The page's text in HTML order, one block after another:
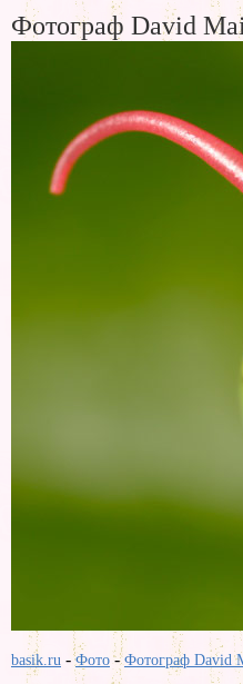
Фотограф David
basik.ru -Фото -Фотограф David